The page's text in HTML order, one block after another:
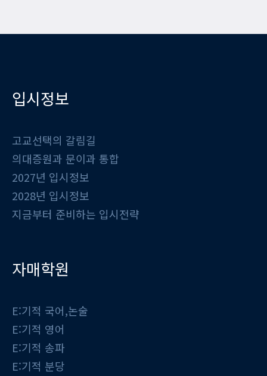
입시정보
고교선택의 갈림길
의대증원과 문이과 통합
2027년 입시정보
2028년 입시정보
지금부터 준비하는 입시전략
자매학원
E:기적 국어,논술
E:기적 영어
E:기적 송파
E:기적 분당